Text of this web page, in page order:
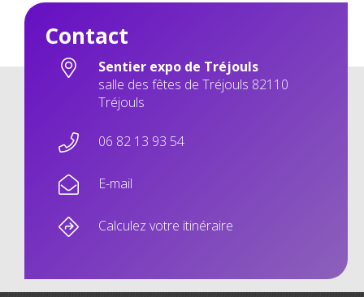
Contact
Sentier expo de Tréjouls
salle des fêtes de Tréjouls 82110
Tréjouls
06 82 13 93 54
E-mail
Calculez votre itinéraire